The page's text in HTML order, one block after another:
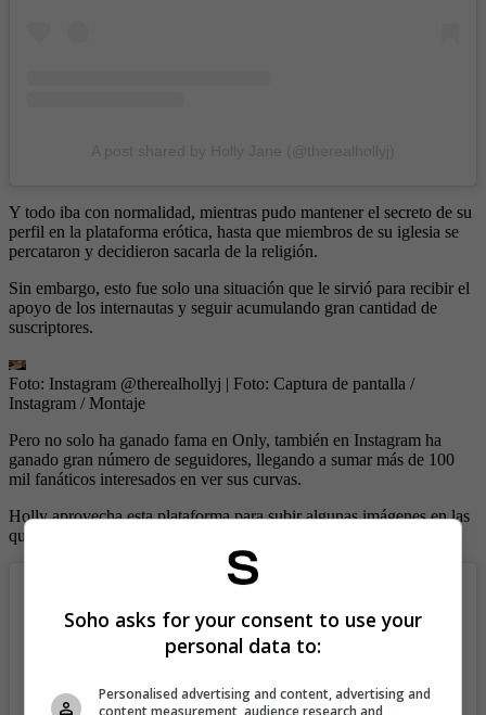
Y todo iba con normalidad, mientras pudo mantener el secreto de su
perfil en la plataforma erótica, hasta que miembros de su iglesia se
percataron y decidieron sacarla de la religión.
Sin embargo, esto fue solo una situación que le sirvió para recibir el
apoyo de los internautas y seguir acumulando gran cantidad de
suscriptores.
Foto: Instagram @therealhollyj | Foto: Captura de pantalla /
Instagram / Montaje
Pero no solo ha ganado fama en Only, también en Instagram ha
ganado gran número de seguidores, llegando a sumar más de 100
mil fanáticos interesados en ver sus curvas.
Holly aprovecha esta plataforma para subir algunas imágenes en las
que presume su figura y promociona su contenido erótico.
Soho asks for your consent to use your
personal data to:
Personalised advertising and content, advertising and
content measurement, audience research and